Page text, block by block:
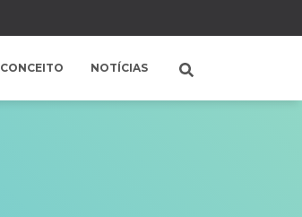
CONCEITO NOTÍCIAS